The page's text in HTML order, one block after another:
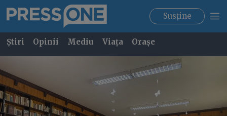
Susține
Știri Opinii Mediu Viața Orașe